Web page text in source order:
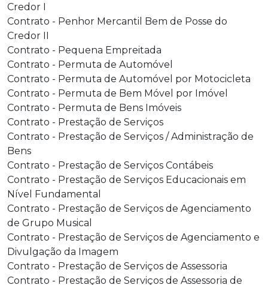
Credor I
Contrato - Penhor Mercantil Bem de Posse do
Credor II
Contrato - Pequena Empreitada
Contrato - Permuta de Automóvel
Contrato - Permuta de Automóvel por Motocicleta
Contrato - Permuta de Bem Móvel por Imóvel
Contrato - Permuta de Bens Imóveis
Contrato - Prestação de Serviços
Contrato - Prestação de Serviços / Administração de
Bens
Contrato - Prestação de Serviços Contábeis
Contrato - Prestação de Serviços Educacionais em
Nível Fundamental
Contrato - Prestação de Serviços de Agenciamento
de Grupo Musical
Contrato - Prestação de Serviços de Agenciamento e
Divulgação da Imagem
Contrato - Prestação de Serviços de Assessoria
Contrato - Prestação de Serviços de Assessoria de